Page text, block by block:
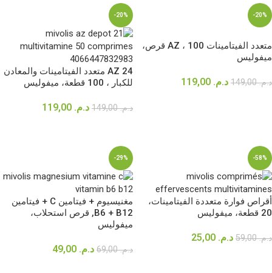
-20%
متعدد الفيتامينات AZ ، 100 قرص،
ميفوليس
د.م.149,00 د.م.
-20%
AZ 24 متعدد الفيتامينات والمعادن
للكبار ، 100 قطعة، ميفوليس
د.م.149,00 د.م.
-58%
أقراص فوارة متعددة الفيتامينات،
20 قطعة، ميفوليس
د.م.59,00 د.م.
-29%
مغنيسيوم + فيتامين C + فيتامين
B6 + B12, قرص استحلاب،
ميفوليس
د.م.69,00 د.م.